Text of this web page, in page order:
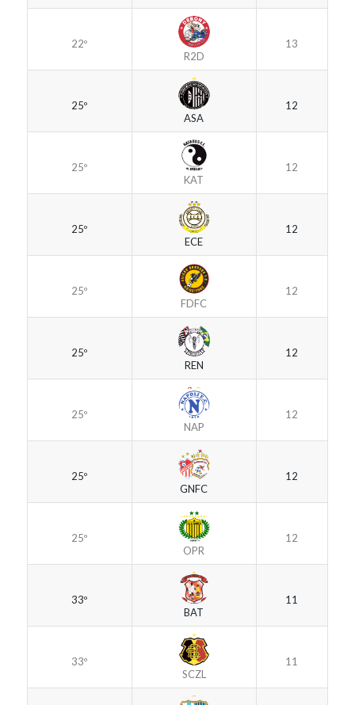
22º
R2D
13
25º
ASA
12
25º
KAT
12
25º
ECE
12
25º
FDFC
12
25º
REN
12
25º
NAP
12
25º
GNFC
12
25º
OPR
12
33º
BAT
11
33º
SCZL
11